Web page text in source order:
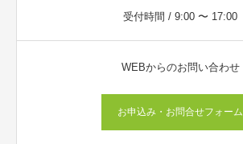
受付時間 / 9:00 〜 17:00
WEBからのお問い合わせ
お申込み・お問合せフォーム